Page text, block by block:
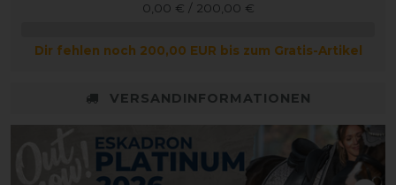
0,00 € / 200,00 €
Dir fehlen noch 200,00 EUR bis zum Gratis-Artikel
VERSANDINFORMATIONEN